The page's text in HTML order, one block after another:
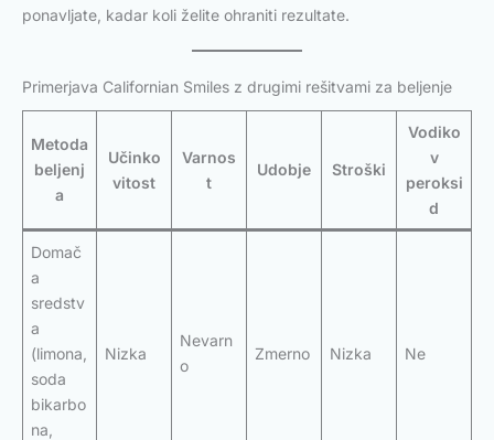
ponavljate, kadar koli želite ohraniti rezultate.
Primerjava Californian Smiles z drugimi rešitvami za beljenje
Metoda
beljenj
a
Učinko
vitost
Varnos
t
Udobje Stroški
Vodiko
v
peroksi
d
Domač
a
sredstv
a
(limona,
soda
bikarbo
na,
Nizka
Nevarn
o
Zmerno Nizka Ne